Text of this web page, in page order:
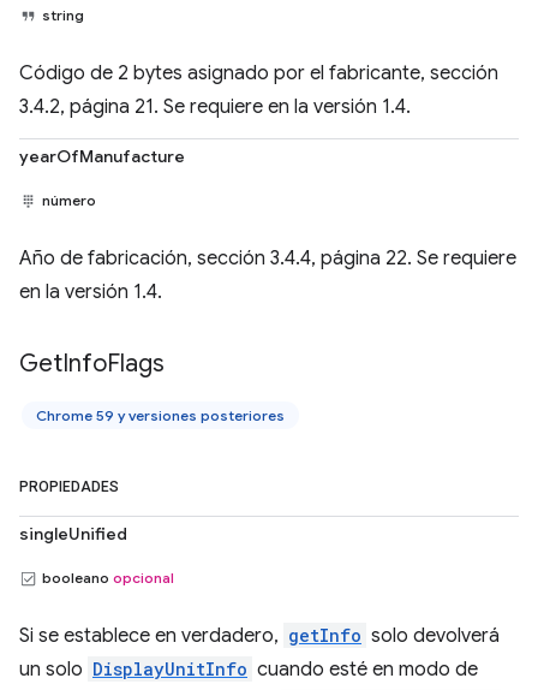
string
Código de 2 bytes asignado por el fabricante, sección
3.4.2, página 21. Se requiere en la versión 1.4.
yearOfManufacture
número
Año de fabricación, sección 3.4.4, página 22. Se requiere
en la versión 1.4.
GetInfoFlags
Chrome 59 y versiones posteriores
PROPIEDADES
singleUnified
booleano opcional
Si se establece en verdadero, getInfo solo devolverá
un solo DisplayUnitInfo cuando esté en modo de